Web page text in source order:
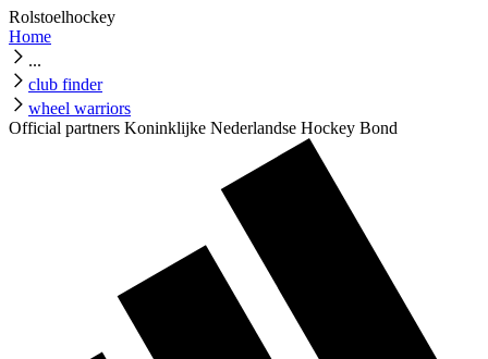
Rolstoelhockey
Home
...
club finder
wheel warriors
Official partners Koninklijke Nederlandse Hockey Bond